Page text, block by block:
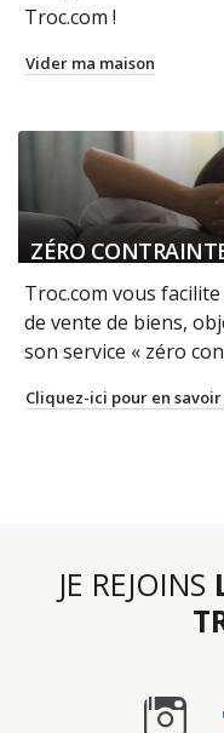
Troc.com !
Vider ma maison
ZÉRO
Troc.com vous
de vente de biens,
son service « zéro
Cliquez-ici pour en savoir
JE REJOINS